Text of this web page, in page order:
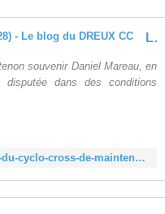
Les classements complets du cyclo-cross de Maintenon (28) - Le blog du DREUX CC
souvenir Daniel Mareau, en
dans des conditions
http://www.dreuxcc.com/2022/11/les-classements-complets-du-cyclo-cross-de-maintenon-28.html